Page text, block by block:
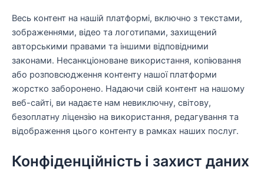
Весь контент на нашій платформі, включно з текстами,
зображеннями, відео та логотипами, захищений
авторськими правами та іншими відповідними
законами. Несанкціоноване використання, копіювання
або розповсюдження контенту нашої платформи
жорстко заборонено. Надаючи свій контент на нашому
веб-сайті, ви надаєте нам невиключну, світову,
безоплатну ліцензію на використання, редагування та
відображення цього контенту в рамках наших послуг.
Конфіденційність і захист даних